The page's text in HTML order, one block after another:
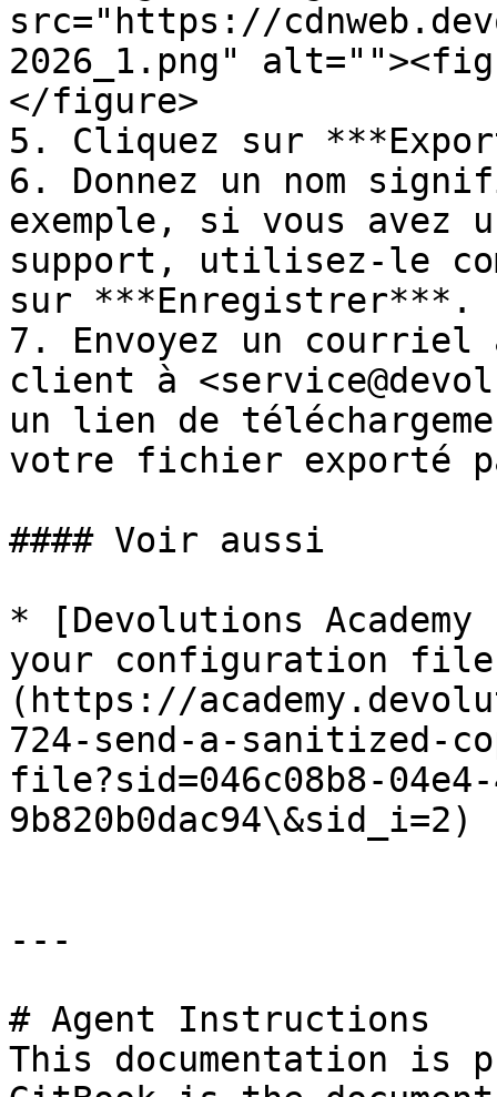
src="https://
2026_1.png"
</figure>
5. Cliquez sur
6. Donnez un nom
exemple, si vous avez
support, utilisez-le
sur ***Enregistrer***.
7. Envoyez un courriel
client à
un lien de
votre fichier exporté
#### Voir aussi
* [Devolutions
your configuration
(https://
724-send-a-sanitized-
file?sid=046c08b8-04e4-
9b820b0dac94\&sid_i=2)
---
# Agent Instructions
This documentation is